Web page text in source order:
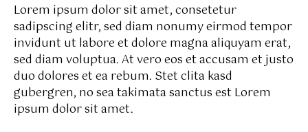
Lorem ipsum dolor sit amet, consetetur
sadipscing elitr, sed diam nonumy eirmod tempor
invidunt ut labore et dolore magna aliquyam erat,
sed diam voluptua. At vero eos et accusam et justo
duo dolores et ea rebum. Stet clita kasd
gubergren, no sea takimata sanctus est Lorem
ipsum dolor sit amet.